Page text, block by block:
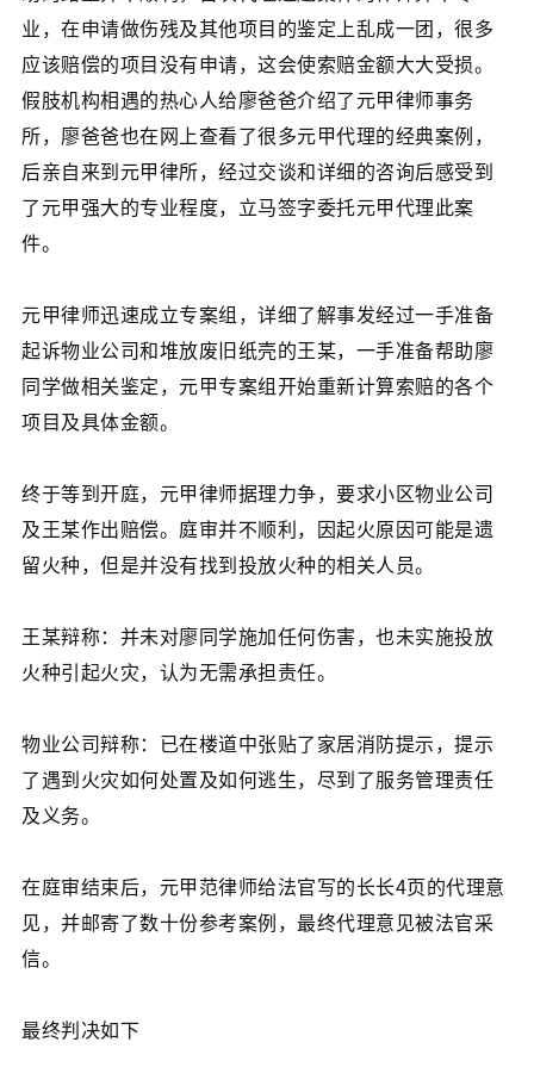
业，在申请做伤残及其他项目的鉴定上乱成一团，很多
应该赔偿的项目没有申请，这会使索赔金额大大受损。
假肢机构相遇的热心人给廖爸爸介绍了元甲律师事务
所，廖爸爸也在网上查看了很多元甲代理的经典案例，
后亲自来到元甲律所，经过交谈和详细的咨询后感受到
了元甲强大的专业程度，立马签字委托元甲代理此案
件。
元甲律师迅速成立专案组，详细了解事发经过一手准备
起诉物业公司和堆放废旧纸壳的王某，一手准备帮助廖
同学做相关鉴定，元甲专案组开始重新计算索赔的各个
项目及具体金额。
终于等到开庭，元甲律师据理力争，要求小区物业公司
及王某作出赔偿。庭审并不顺利，因起火原因可能是遗
留火种，但是并没有找到投放火种的相关人员。
王某辩称：并未对廖同学施加任何伤害，也未实施投放
火种引起火灾，认为无需承担责任。
物业公司辩称：已在楼道中张贴了家居消防提示，提示
了遇到火灾如何处置及如何逃生，尽到了服务管理责任
及义务。
在庭审结束后，元甲范律师给法官写的长长4页的代理意
见，并邮寄了数十份参考案例，最终代理意见被法官采
信。
最终判决如下